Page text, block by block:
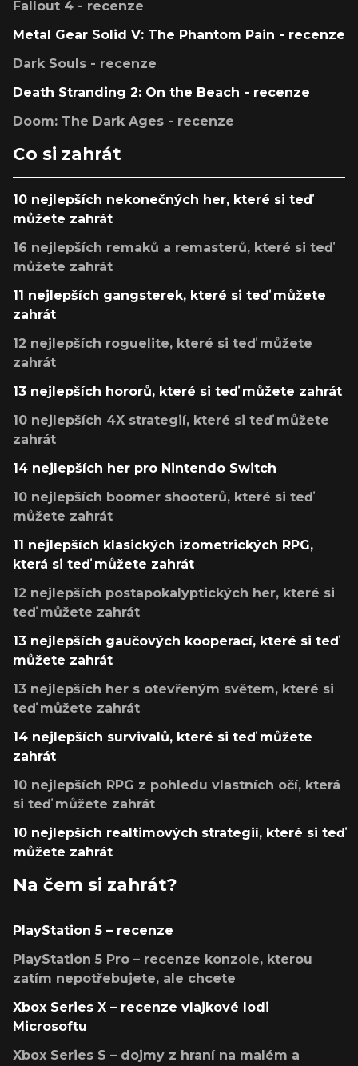
Fallout 4 - recenze
Metal Gear Solid V: The Phantom Pain - recenze
Dark Souls - recenze
Death Stranding 2: On the Beach - recenze
Doom: The Dark Ages - recenze
Co si zahrát
10 nejlepších nekonečných her, které si teď
můžete zahrát
16 nejlepších remaků a remasterů, které si teď
můžete zahrát
11 nejlepších gangsterek, které si teď můžete
zahrát
12 nejlepších roguelite, které si teď můžete
zahrát
13 nejlepších hororů, které si teď můžete zahrát
10 nejlepších 4X strategií, které si teď můžete
zahrát
14 nejlepších her pro Nintendo Switch
10 nejlepších boomer shooterů, které si teď
můžete zahrát
11 nejlepších klasických izometrických RPG,
která si teď můžete zahrát
12 nejlepších postapokalyptických her, které si
teď můžete zahrát
13 nejlepších gaučových kooperací, které si teď
můžete zahrát
13 nejlepších her s otevřeným světem, které si
teď můžete zahrát
14 nejlepších survivalů, které si teď můžete
zahrát
10 nejlepších RPG z pohledu vlastních očí, která
si teď můžete zahrát
10 nejlepších realtimových strategií, které si teď
můžete zahrát
Na čem si zahrát?
PlayStation 5 – recenze
PlayStation 5 Pro – recenze konzole, kterou
zatím nepotřebujete, ale chcete
Xbox Series X – recenze vlajkové lodi
Microsoftu
Xbox Series S – dojmy z hraní na malém a